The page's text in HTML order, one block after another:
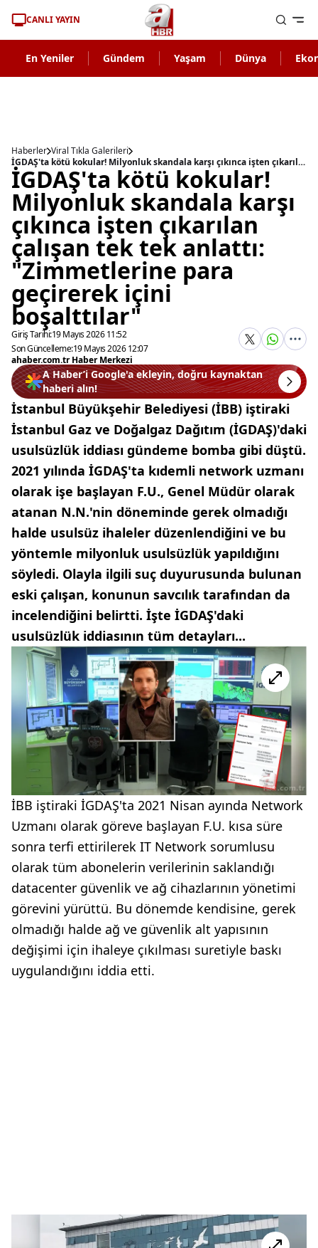
CANLI YAYIN
En Yeniler Gündem Yaşam Dünya
Haberler Viral Tıkla Galerileri
İGDAŞ'ta kötü kokular! Milyonluk skandala karşı çıkınca işten çıkarılan çalışan tek tek anlattı: "Zimmetlerine para geçirerek içini boşalttılar"
İGDAŞ'ta kötü kokular!
Milyonluk skandala karşı
çıkınca işten çıkarılan
çalışan tek tek anlattı:
"Zimmetlerine para
geçirerek içini
boşalttılar"
Giriş Tarihi:19 Mayıs 2026 11:52
Son Güncelleme:19 Mayıs 2026 12:07
ahaber.com.tr Haber Merkezi
A Haber’i Google'a ekleyin, doğru kaynaktan
haberi alın!
İstanbul Büyükşehir Belediyesi (İBB) iştiraki
İstanbul Gaz ve Doğalgaz Dağıtım (İGDAŞ)'daki
usulsüzlük iddiası gündeme bomba gibi düştü.
2021 yılında İGDAŞ'ta kıdemli network uzmanı
olarak işe başlayan F.U., Genel Müdür olarak
atanan N.N.'nin döneminde gerek olmadığı
halde usulsüz ihaleler düzenlendiğini ve bu
yöntemle milyonluk usulsüzlük yapıldığını
söyledi. Olayla ilgili suç duyurusunda bulunan
eski çalışan, konunun savcılık tarafından da
incelendiğini belirtti. İşte İGDAŞ'daki
usulsüzlük iddiasının tüm detayları...
İBB iştiraki İGDAŞ'ta 2021 Nisan ayında Network
Uzmanı olarak göreve başlayan F.U. kısa süre
sonra terfi ettirilerek IT Network sorumlusu
olarak tüm abonelerin verilerinin saklandığı
datacenter güvenlik ve ağ cihazlarının yönetimi
görevini yürüttü. Bu dönemde kendisine, gerek
olmadığı halde ağ ve güvenlik alt yapısının
değişimi için ihaleye çıkılması suretiyle baskı
uygulandığını iddia etti.